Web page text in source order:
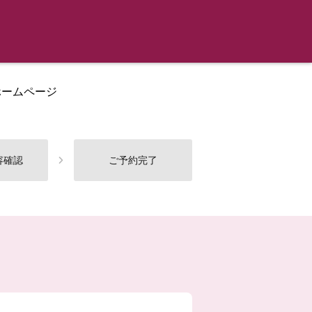
ムページ
確認 ご予約完了